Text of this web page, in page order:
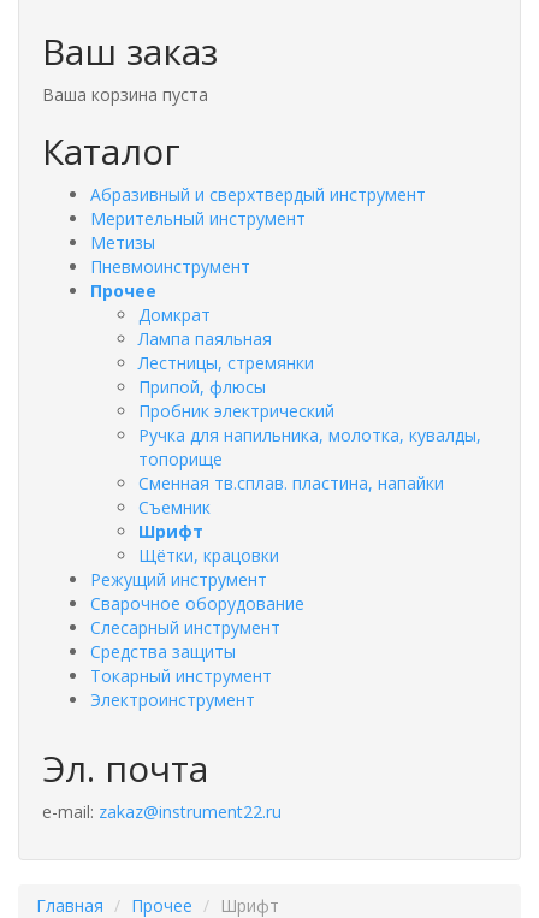
Ваш заказ
Ваша корзина пуста
Каталог
Абразивный и сверхтвердый инструмент
Мерительный инструмент
Метизы
Пневмоинструмент
Прочее
Домкрат
Лампа паяльная
Лестницы, стремянки
Припой, флюсы
Пробник электрический
Ручка для напильника, молотка, кувалды,
топорище
Сменная тв.сплав. пластина, напайки
Съемник
Шрифт
Щётки, крацовки
Режущий инструмент
Сварочное оборудование
Слесарный инструмент
Средства защиты
Токарный инструмент
Электроинструмент
Эл. почта
e-mail: zakaz@instrument22.ru
Главная Прочее Шрифт